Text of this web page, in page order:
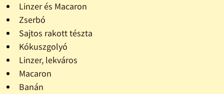
Linzer és Macaron
Zserbó
Sajtos rakott tészta
Kókuszgolyó
Linzer, lekváros
Macaron
Banán